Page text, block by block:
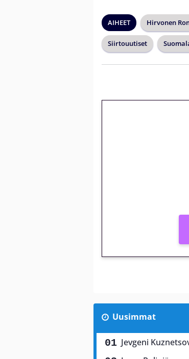
AIHEET Hirvonen
Siirtouutiset
Uusimmat
Jevgeni